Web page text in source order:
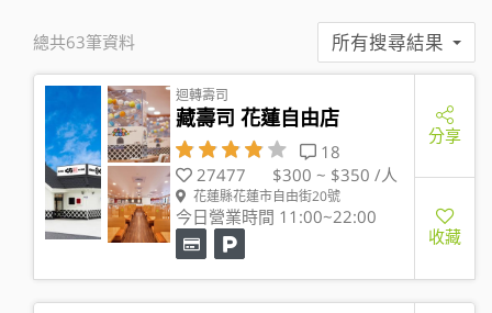
總共63筆資料 所有搜尋結果
迴轉壽司
藏壽司 花蓮自由店
18
27477
$300 ~ $350 /人
花蓮縣花蓮市自由街20號
今日營業時間 11:00~22:00
分享
收藏